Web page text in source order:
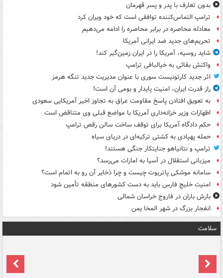
بدون تعارف با پدر و پسر قهرمان
ترامپ التماس‌کننده توافقی است که خود ویران کرد
معادله محاصره در برابر محاصره را ادامه می‌دهیم
تحریم‌های جدید ضد ایرانی آمریکا
شاید روسیه، آمریکا را در ایران زمین‌گیر کند!
واکنش بقائی به خیالبافی ترامپ
اثر جدید کارتونیست سوری با عنوان مدیریت جدید تنگه هرمز
راز قدرت ایران، امنیت پایدار و بومی آن است!
به تعویق افتادن پاسخ مقاومت عراق به تجاوز اخیر آمریکایی سعودی
اظهارات وزیر خزانه‌داری آمریکا با مواضع قبلی وی متناقض است
حکم دادگاه آمریکا برای توقف ساخت سالن رقص ترامپ
حمله پهپادی به کشتی ترکیه‌ای در دریای سیاه
ترامپ و نتانیاهو جنایتکار جنگی هستند!
میزبانی استقلال در آسیا به امارات می‌رسد؟
سامانه موشکی پاتریوت چیست و چرا ذخایر آن رو به اتمام است؟
امنیت خلیج فارس باید به دست کشورهای منطقه تأمین شود
بارش باران در فاروج خراسان شمالی
انفجار بزرگ در شهر المخا یمن
سلامت